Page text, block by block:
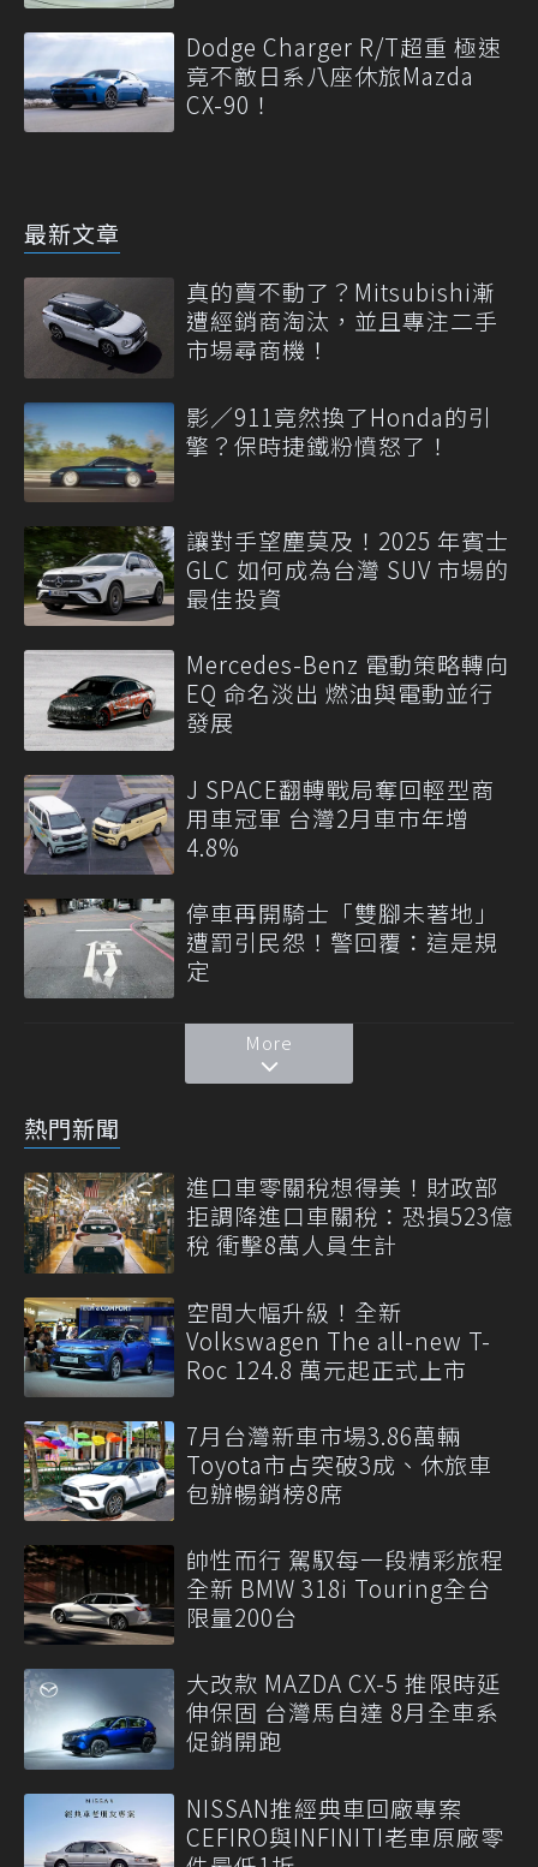
Dodge Charger R/T超重 極速
竟不敵日系八座休旅Mazda
CX-90！
最新文章
真的賣不動了？Mitsubishi漸
遭經銷商淘汰，並且專注二手
市場尋商機！
影／911竟然換了Honda的引
擎？保時捷鐵粉憤怒了！
讓對手望塵莫及！2025 年賓士
GLC 如何成為台灣 SUV 市場的
最佳投資
Mercedes-Benz 電動策略轉向
EQ 命名淡出 燃油與電動並行
發展
J SPACE翻轉戰局奪回輕型商
用車冠軍 台灣2月車市年增
4.8%
停車再開騎士「雙腳未著地」
遭罰引民怨！警回覆：這是規
定
More
熱門新聞
進口車零關稅想得美！財政部
拒調降進口車關稅：恐損523億
稅 衝擊8萬人員生計
空間大幅升級！全新
Volkswagen The all-new T-
Roc 124.8 萬元起正式上市
7月台灣新車市場3.86萬輛
Toyota市占突破3成、休旅車
包辦暢銷榜8席
帥性而行 駕馭每一段精彩旅程
全新 BMW 318i Touring全台
限量200台
大改款 MAZDA CX-5 推限時延
伸保固 台灣馬自達 8月全車系
促銷開跑
NISSAN推經典車回廠專案
CEFIRO與INFINITI老車原廠零